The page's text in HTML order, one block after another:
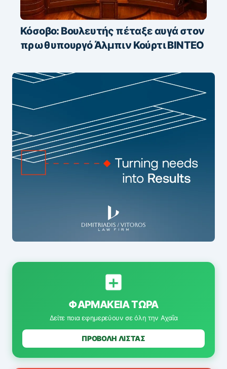
Κόσοβο: Βουλευτής πέταξε αυγά στον
πρωθυπουργό Άλμπιν Κούρτι ΒΙΝΤΕΟ
ΦΑΡΜΑΚΕΊΑ ΤΏΡΑ
Δείτε ποια εφημερεύουν σε όλη την Αχαΐα
ΠΡΟΒΟΛΗ ΛΙΣΤΑΣ